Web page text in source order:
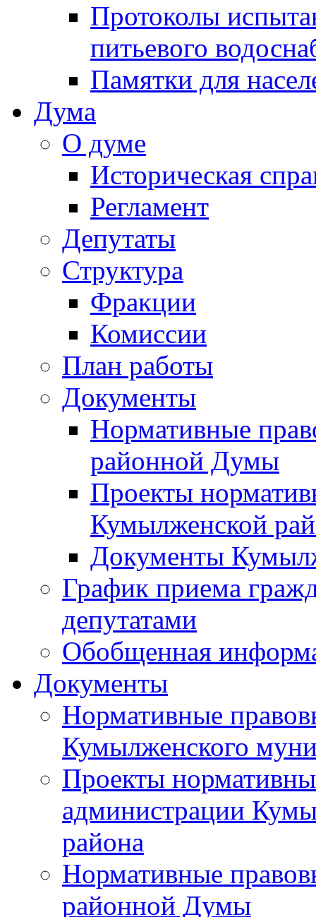
Протоколы
питьевого
Памятки для
Дума
О думе
Историческая
Регламент
Депутаты
Структура
Фракции
Комиссии
План работы
Документы
Нормативные
районной Думы
Проекты
Кумылженской
Документы
График приема
депутатами
Обобщенная
Документы
Нормативные
Кумылженского
Проекты
администрации
района
Нормативные
районной Думы